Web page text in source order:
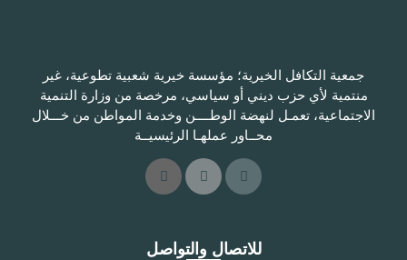
جمعية التكافل الخيرية؛ مؤسسة خيرية شعبية تطوعية، غير
منتمية لأي حزب ديني أو سياسي، مرخصة من وزارة التنمية
الاجتماعية، تعمـل لنهضة الوطــــن وخدمة المواطن من خـــلال
محــاور عملهـا الرئيسيــة
للاتصال والتواصل